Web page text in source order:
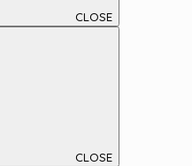
CLOSE
CLOSE